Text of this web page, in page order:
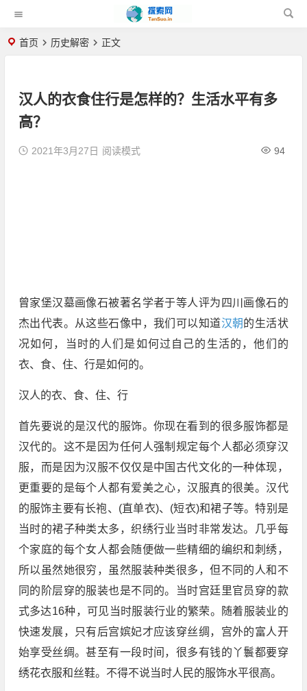
首页 历史解密 正文
汉人的衣食住行是怎样的？生活水平有多
高？
2021年3月27日 94
阅读模式
曾家堡汉墓画像石被著名学者于等人评为四川画像石的
杰出代表。从这些石像中，我们可以知道汉朝的生活状
况如何，当时的人们是如何过自己的生活的，他们的
衣、食、住、行是如何的。
汉人的衣、食、住、行
首先要说的是汉代的服饰。你现在看到的很多服饰都是
汉代的。这不是因为任何人强制规定每个人都必须穿汉
服，而是因为汉服不仅仅是中国古代文化的一种体现，
更重要的是每个人都有爱美之心，汉服真的很美。汉代
的服饰主要有长袍、(直单衣)、(短衣)和裙子等。特别是
当时的裙子种类太多，织绣行业当时非常发达。几乎每
个家庭的每个女人都会随便做一些精细的编织和刺绣，
所以虽然她很穷，虽然服装种类很多，但不同的人和不
同的阶层穿的服装也是不同的。当时宫廷里官员穿的款
式多达16种，可见当时服装行业的繁荣。随着服装业的
快速发展，只有后宫嫔妃才应该穿丝绸，宫外的富人开
始享受丝绸。甚至有一段时间，很多有钱的丫鬟都要穿
绣花衣服和丝鞋。不得不说当时人民的服饰水平很高。